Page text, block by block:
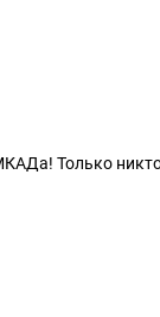
Только